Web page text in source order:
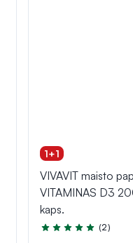
1+1
VIVAVIT maisto
VITAMINAS D3
kaps.
Įvertinimas 5.0 iš 5
(2)